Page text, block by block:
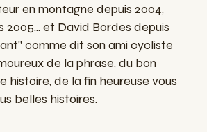
en montagne depuis 2004,
2005... et David Bordes depuis
comme dit son ami cycliste
de la phrase, du bon
histoire, de la fin heureuse vous
belles histoires.